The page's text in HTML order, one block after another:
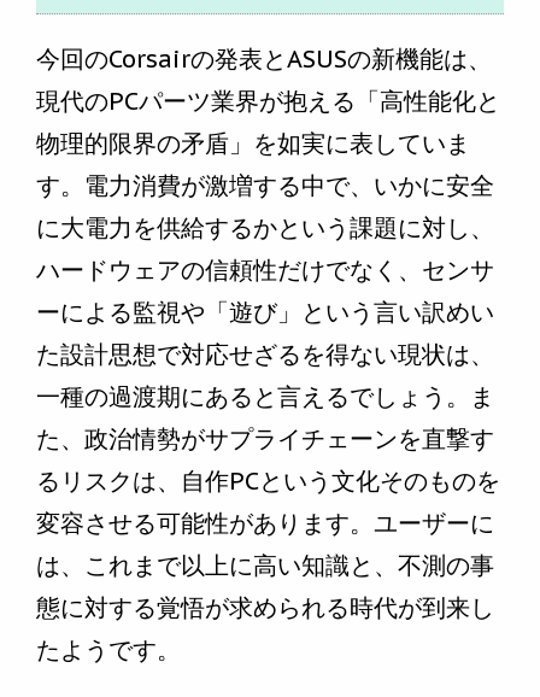
今回のCorsairの発表とASUSの新機能は、
現代のPCパーツ業界が抱える「高性能化と
物理的限界の矛盾」を如実に表していま
す。電力消費が激増する中で、いかに安全
に大電力を供給するかという課題に対し、
ハードウェアの信頼性だけでなく、センサ
ーによる監視や「遊び」という言い訳めい
た設計思想で対応せざるを得ない現状は、
一種の過渡期にあると言えるでしょう。ま
た、政治情勢がサプライチェーンを直撃す
るリスクは、自作PCという文化そのものを
変容させる可能性があります。ユーザーに
は、これまで以上に高い知識と、不測の事
態に対する覚悟が求められる時代が到来し
たようです。